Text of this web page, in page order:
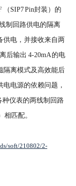
（SIP7 Pin封装）的
制回路供电的隔离
供电，并接收来自两
后输出 4-20mA 的电
隔离模式及高效能后
电源的依赖问题，
种仪表的两线制回路
相匹配。
soft/210802/2-